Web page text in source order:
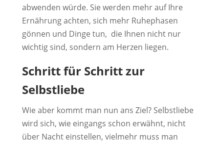
abwenden würde. Sie werden mehr auf Ihre
Ernährung achten, sich mehr Ruhephasen
gönnen und Dinge tun, die Ihnen nicht nur
wichtig sind, sondern am Herzen liegen.
Schritt für Schritt zur
Selbstliebe
Wie aber kommt man nun ans Ziel? Selbstliebe
wird sich, wie eingangs schon erwähnt, nicht
über Nacht einstellen, vielmehr muss man